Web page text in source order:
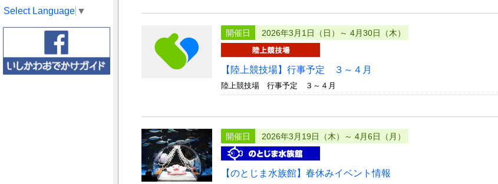
Select Language ▼
開催日 2026年3月1日（日）～ 4月30日（木）
【陸上競技場】行事予定 ３～４月
陸上競技場 行事予定 ３～４月
開催日 2026年3月19日（木）～ 4月6日（月）
【のとじま水族館】春休みイベント情報